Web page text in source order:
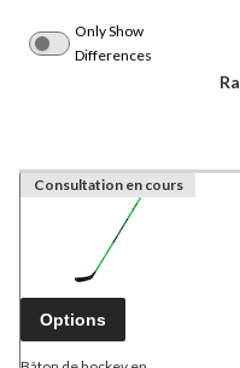
Only Show
Differences
Consultation en cours
Options